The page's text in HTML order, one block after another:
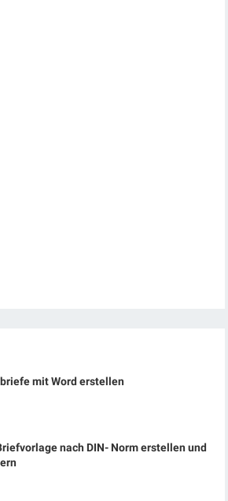
mit Word erstellen
nach DIN- Norm erstellen und